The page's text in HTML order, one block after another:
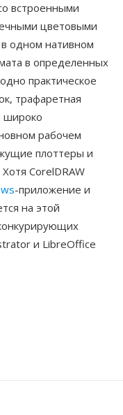
встроенными
цветовыми
одном нативном
в определенных
практическое
трафаретная
широко
рабочем
плоттеры и
CorelDRAW
-приложение и
на этой
и LibreOffice